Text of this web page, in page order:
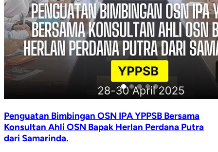
Penguatan Bimbingan OSN IPA YPPSB Bersama
Konsultan Ahli OSN Bapak Herlan Perdana Putra
dari Samarinda.